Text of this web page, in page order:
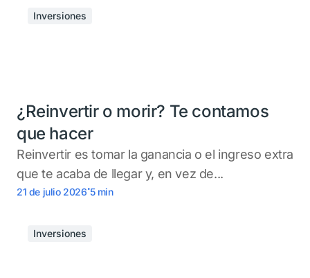
Inversiones
¿Reinvertir o morir? Te contamos
que hacer
Reinvertir es tomar la ganancia o el ingreso extra
que te acaba de llegar y, en vez de...
21 de julio 2026.5 min
Inversiones